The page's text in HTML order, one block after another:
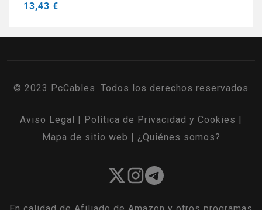
13,43 €
© 2023 PcCables. Todos los derechos reservados
Aviso Legal Política de Privacidad y Cookies
Mapa de sitio web
¿Quiénes somos?